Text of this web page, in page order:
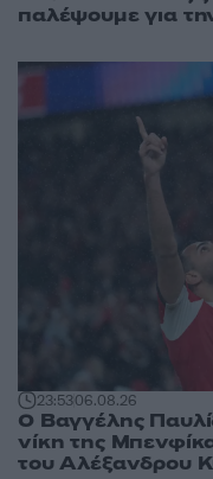
παλέψουμε για
23:5306.08.26
Ο Βαγγέλης
νίκη της
του Αλέξανδρου